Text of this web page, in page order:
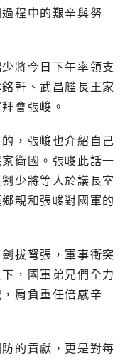
程中的艱辛與努
將今日下午率領支
軒、武昌艦長王家
會張峻。
，張峻也介紹自己
衛國。張峻此話一
少將等人於議長室
親和張峻對國軍的
拔弩張，軍事衝突
，國軍弟兄們全力
肩負重任倍感辛
的貢獻，更是對每